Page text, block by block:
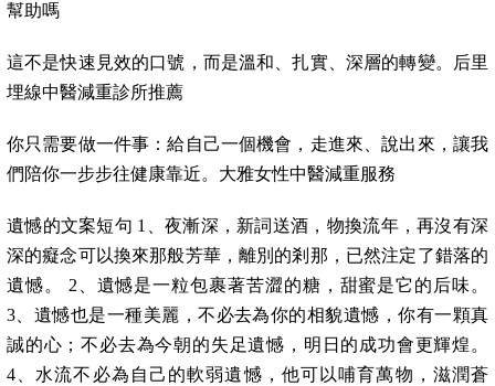
幫助嗎
這不是快速見效的口號，而是溫和、扎實、深層的轉變。后里
埋線中醫減重診所推薦
你只需要做一件事：給自己一個機會，走進來、說出來，讓我
們陪你一步步往健康靠近。大雅女性中醫減重服務
遺憾的文案短句 1、夜漸深，新詞送酒，物換流年，再沒有深
深的癡念可以換來那般芳華，離別的剎那，已然注定了錯落的
遺憾。 2、遺憾是一粒包裹著苦澀的糖，甜蜜是它的后味。
3、遺憾也是一種美麗，不必去為你的相貌遺憾，你有一顆真
誠的心；不必去為今朝的失足遺憾，明日的成功會更輝煌。
4、水流不必為自己的軟弱遺憾，他可以哺育萬物，滋潤蒼